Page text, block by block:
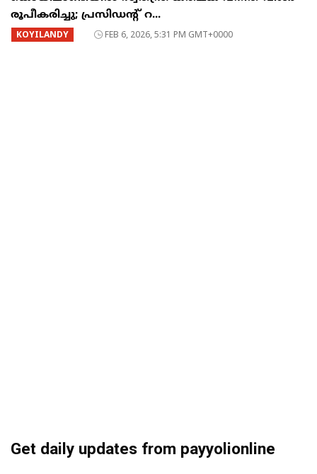
രൂപീകരിച്ചു; പ്രസിഡന്റ്‌ റ...
KOYILANDY FEB 6, 2026, 5:31 PM GMT+0000
Get daily updates from payyolionline